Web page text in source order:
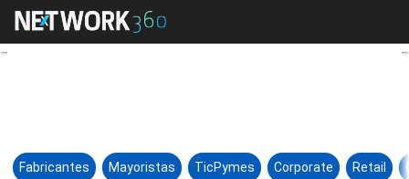
IBM lanza los monitores
Fabricantes Mayoristas TicPymes Corporate Retail